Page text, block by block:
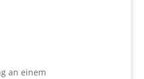
an einem